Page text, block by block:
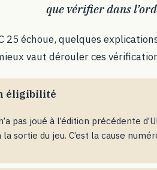
que vérifier dans
25 échoue, quelques
vaut dérouler ces
éligibilité
pas joué à l’édition précédente
la sortie du jeu. C’est la cause